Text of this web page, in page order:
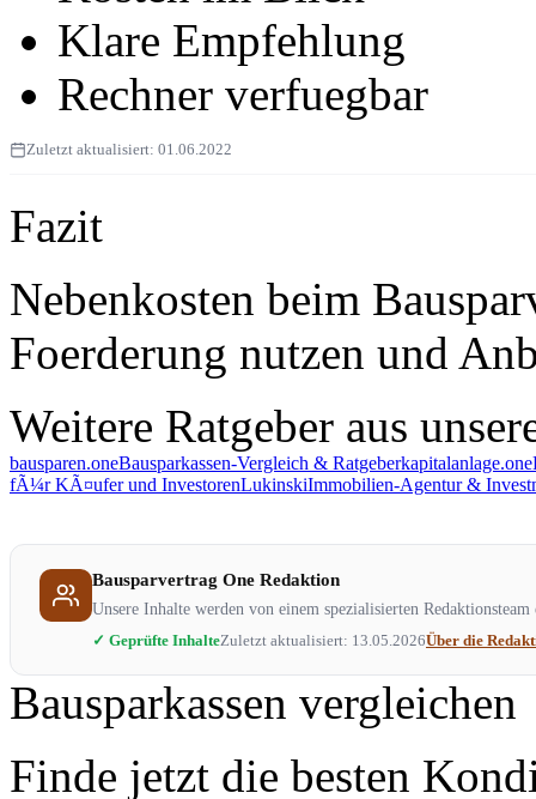
Klare Empfehlung
Rechner verfuegbar
Zuletzt aktualisiert: 01.06.2022
Fazit
Nebenkosten beim
Foerderung nutzen und
Weitere Ratgeber aus
bausparen.oneBausparkassen-Vergleich & Ratgeberkapitalanlage.one
fÃ¼r KÃ¤ufer und InvestorenLukinskiImmobilien-Agentur &
Bausparvertrag One Redaktion
Unsere Inhalte werden von einem spezialisierten
✓ Geprüfte InhalteZuletzt aktualisiert: 13.05.2026Über die
Bausparkassen vergleichen
Finde jetzt die besten